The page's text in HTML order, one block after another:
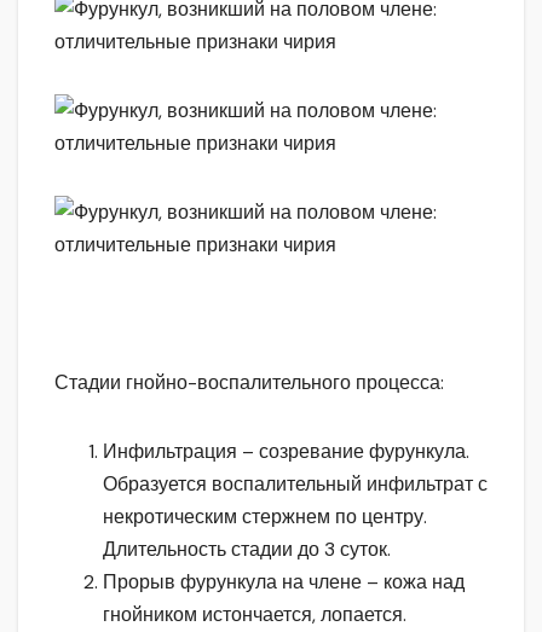
Стадии гнойно-воспалительного процесса:
Инфильтрация – созревание фурункула.
Образуется воспалительный инфильтрат с
некротическим стержнем по центру.
Длительность стадии до 3 суток.
Прорыв фурункула на члене – кожа над
гнойником истончается, лопается.